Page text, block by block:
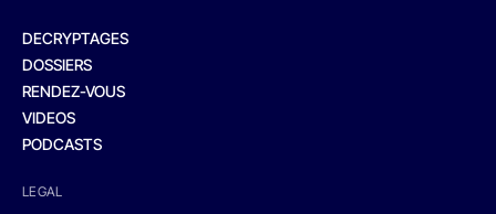
DECRYPTAGES
DOSSIERS
RENDEZ-VOUS
VIDEOS
PODCASTS
LEGAL